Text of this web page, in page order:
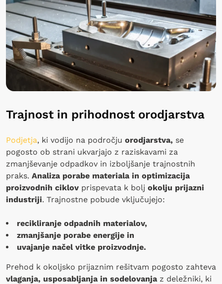
Trajnost in prihodnost orodjarstva
Podjetja, ki vodijo na področju orodjarstva, se
pogosto ob strani ukvarjajo z raziskavami za
zmanjševanje odpadkov in izboljšanje trajnostnih
praks. Analiza porabe materiala in optimizacija
proizvodnih ciklov prispevata k bolj okolju prijazni
industriji. Trajnostne pobude vključujejo:
recikliranje odpadnih materialov,
zmanjšanje porabe energije in
uvajanje načel vitke proizvodnje.
Prehod k okoljsko prijaznim rešitvam pogosto zahteva
vlaganja, usposabljanja in sodelovanja z deležniki, ki